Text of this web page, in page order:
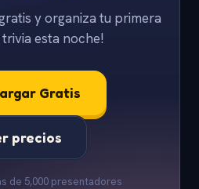
y organiza tu primera
esta noche!
Gratis
precios
de 5,000 presentadores